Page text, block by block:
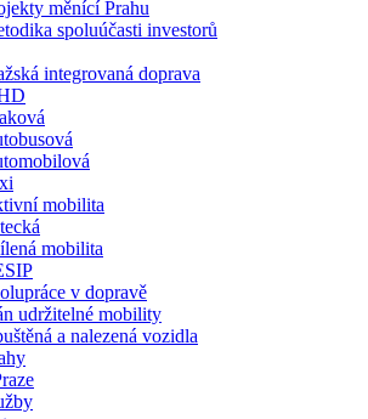
měnící Prahu
spoluúčasti investorů
integrovaná doprava
mobilita
mobilita
v dopravě
udržitelné mobility
a nalezená vozidla